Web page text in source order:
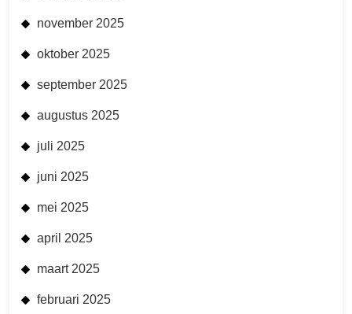
november 2025
oktober 2025
september 2025
augustus 2025
juli 2025
juni 2025
mei 2025
april 2025
maart 2025
februari 2025